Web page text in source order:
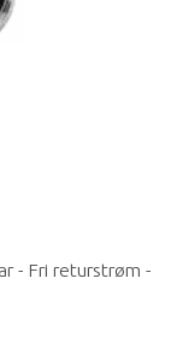
- Fri returstrøm -